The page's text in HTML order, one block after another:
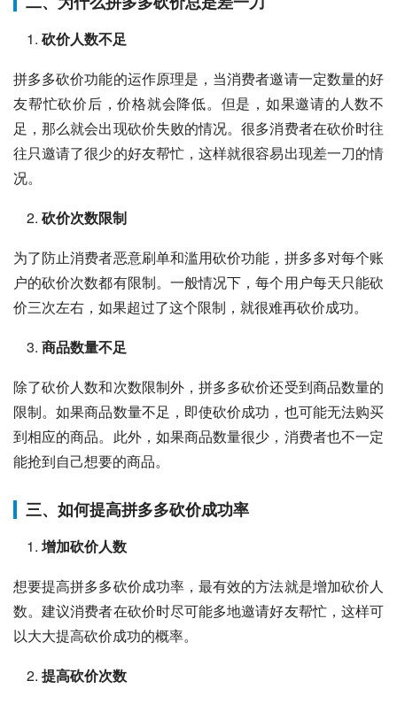
砍价人数不足
拼多多砍价功能的运作原理是，当消费者邀请一定数量的好
友帮忙砍价后，价格就会降低。但是，如果邀请的人数不
足，那么就会出现砍价失败的情况。很多消费者在砍价时往
往只邀请了很少的好友帮忙，这样就很容易出现差一刀的情
况。
砍价次数限制
为了防止消费者恶意刷单和滥用砍价功能，拼多多对每个账
户的砍价次数都有限制。一般情况下，每个用户每天只能砍
价三次左右，如果超过了这个限制，就很难再砍价成功。
商品数量不足
除了砍价人数和次数限制外，拼多多砍价还受到商品数量的
限制。如果商品数量不足，即使砍价成功，也可能无法购买
到相应的商品。此外，如果商品数量很少，消费者也不一定
能抢到自己想要的商品。
三、如何提高拼多多砍价成功率
增加砍价人数
想要提高拼多多砍价成功率，最有效的方法就是增加砍价人
数。建议消费者在砍价时尽可能多地邀请好友帮忙，这样可
以大大提高砍价成功的概率。
提高砍价次数